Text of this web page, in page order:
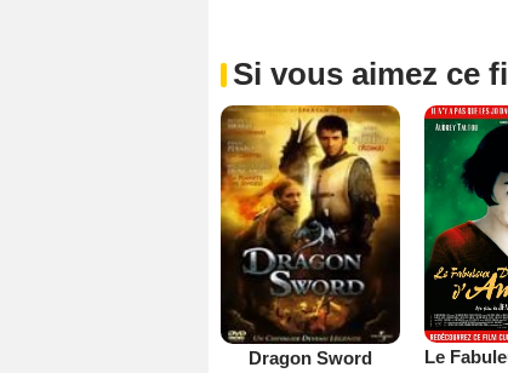
Si vous aimez ce
Dragon Sword